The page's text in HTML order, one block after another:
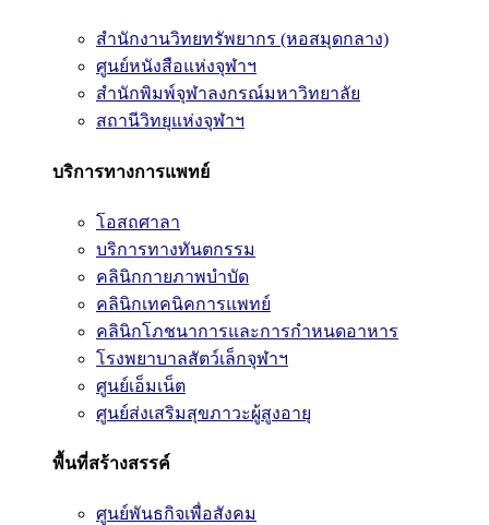
สำนักงานวิทยทรัพยากร (หอสมุดกลาง)
ศูนย์หนังสือแห่งจุฬาฯ
สำนักพิมพ์จุฬาลงกรณ์มหาวิทยาลัย
สถานีวิทยุแห่งจุฬาฯ
บริการทางการแพทย์
โอสถศาลา
บริการทางทันตกรรม
คลินิกกายภาพบำบัด
คลินิกเทคนิคการแพทย์
คลินิกโภชนาการและการกำหนดอาหาร
โรงพยาบาลสัตว์เล็กจุฬาฯ
ศูนย์เอ็มเน็ต
ศูนย์ส่งเสริมสุขภาวะผู้สูงอายุ
พื้นที่สร้างสรรค์
ศูนย์พันธกิจเพื่อสังคม